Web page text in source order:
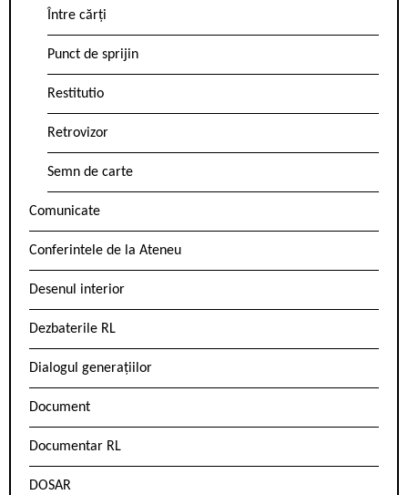
Între cărți
Punct de sprijin
Restitutio
Retrovizor
Semn de carte
Comunicate
Conferintele de la Ateneu
Desenul interior
Dezbaterile RL
Dialogul generațiilor
Document
Documentar RL
DOSAR